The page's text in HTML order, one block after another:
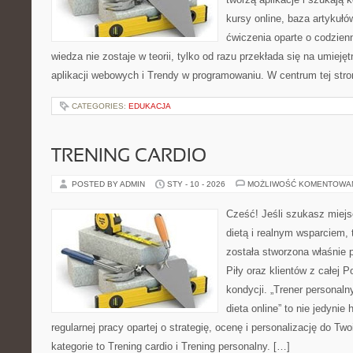
kursy online, baza
ćwiczenia oparte o
wiedza nie zostaje w teorii, tylko od razu przekłada się na
aplikacji webowych i Trendy w programowaniu. W centrum tej
CATEGORIES: EDUKACJA
TRENING CARDIO
POSTED BY ADMIN STY - 10 - 2026 MOŻLIWOŚĆ
Cześć! Jeśli szukasz
dietą i realnym wsparciem,
została stworzona
Piły oraz klientów z całej
kondycji. „Trener
dieta online” to nie jedynie
regularnej pracy opartej o strategię, ocenę i personalizację do
kategorie to Trening cardio i Trening personalny. […]